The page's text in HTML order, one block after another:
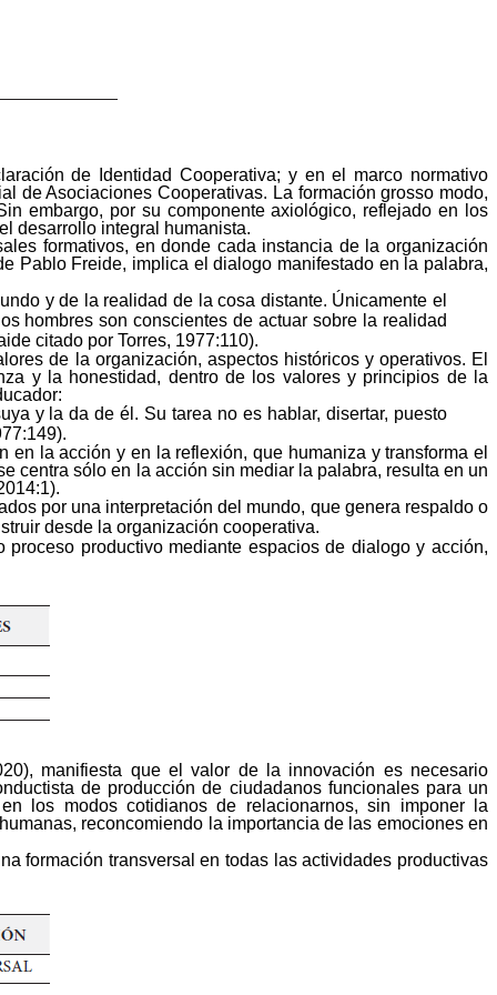
de Identidad Cooperativa; y en el marco normativo
de Asociaciones Cooperativas. La formación grosso modo,
embargo, por su componente axiológico, reflejado en los
desarrollo integral humanista.
formativos, en donde cada instancia de la organización
Pablo Freide, implica el dialogo manifestado en la palabra,
y de la realidad de la cosa distante. Únicamente el
hombres son conscientes de actuar sobre la realidad
citado por Torres, 1977:110).
de la organización, aspectos históricos y operativos. El
y la honestidad, dentro de los valores y principios de la
y la da de él. Su tarea no es hablar, disertar, puesto
la acción y en la reflexión, que humaniza y transforma el
centra sólo en la acción sin mediar la palabra, resulta en un
por una interpretación del mundo, que genera respaldo o
desde la organización cooperativa.
productivo mediante espacios de dialogo y acción,
manifiesta que el valor de la innovación es necesario
de producción de ciudadanos funcionales para un
los modos cotidianos de relacionarnos, sin imponer la
reconcomiendo la importancia de las emociones en
formación transversal en todas las actividades productivas